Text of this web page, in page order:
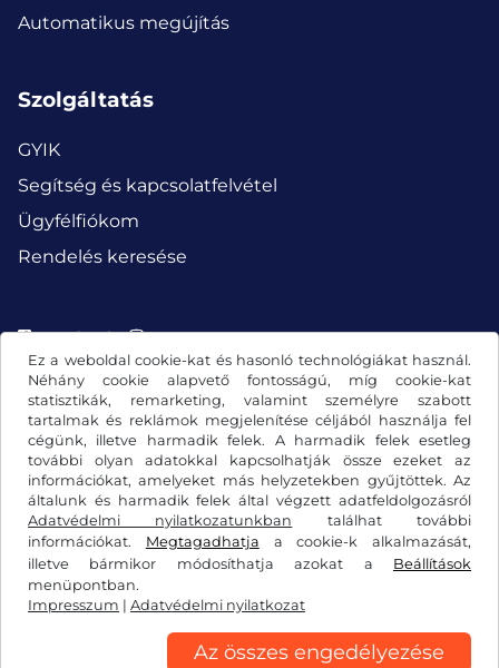
Ez a weboldal cookie-kat és hasonló technológiákat használ.
Néhány cookie alapvető fontosságú, míg cookie-kat
statisztikák, remarketing, valamint személyre szabott
tartalmak és reklámok megjelenítése céljából használja fel
cégünk, illetve harmadik felek. A harmadik felek esetleg
további olyan adatokkal kapcsolhatják össze ezeket az
információkat, amelyeket más helyzetekben gyűjtöttek. Az
általunk és harmadik felek által végzett adatfeldolgozásról
Adatvédelmi nyilatkozatunkban találhat további
információkat. Megtagadhatja a cookie-k alkalmazását,
illetve bármikor módosíthatja azokat a Beállítások
menüpontban.
Impresszum | Adatvédelmi nyilatkozat
Az összes engedélyezése
Automatikus megújítás
Szolgáltatás
GYIK
Segítség és kapcsolatfelvétel
Ügyfélfiókom
Rendelés keresése
Facebook Instagram
Általános szerződési feltételek/elállási jog
Adatvédelmi nyilatkozat
Cookie-beállítások